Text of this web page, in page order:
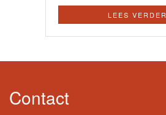
LEES VERDER
Contact